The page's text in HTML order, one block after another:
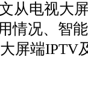
从电视大
情况、智
屏端IPTV